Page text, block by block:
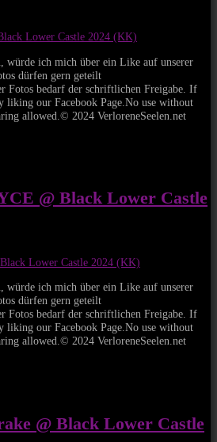
würde ich mich über ein Like auf unserer
dürfen gern geteilt
Fotos bedarf der schriftlichen Freigabe. If
liking our Facebook Page.No use without
allowed.© 2024 VerloreneSeelen.net
@ Black Lower Castle
würde ich mich über ein Like auf unserer
dürfen gern geteilt
Fotos bedarf der schriftlichen Freigabe. If
liking our Facebook Page.No use without
allowed.© 2024 VerloreneSeelen.net
@ Black Lower Castle